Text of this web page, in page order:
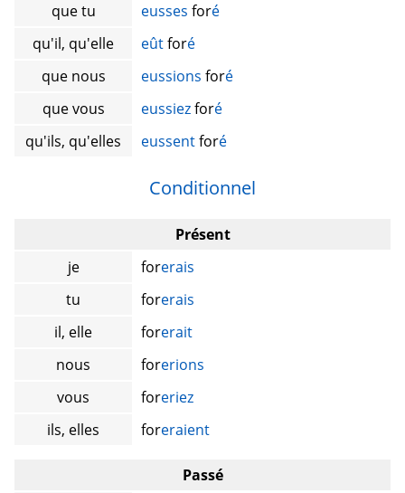
que tu
eusses foré
qu'il, qu'elle
eûtforé
que nous
eussions foré
que vous
eussiezforé
qu'ils, qu'elles
eussentforé
Conditionnel
Présent
je
forerais
tu
forerais
il, elle
forerait
nous
forerions
vous
foreriez
ils, elles
foreraient
Passé